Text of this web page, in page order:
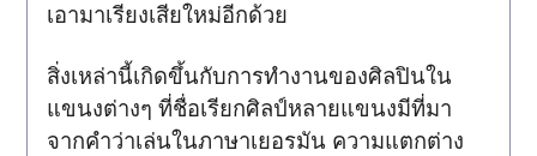
เอามาเรียงเสียใหม่อีกด้วย
สิ่งเหล่านี้เกิดขึ้นกับการทำงานของศิลปินใน
แขนงต่างๆ ที่ชื่อเรียกศิลป์หลายแขนงมีที่มา
จากคำว่าเล่นในภาษาเยอรมัน ความแตกต่าง